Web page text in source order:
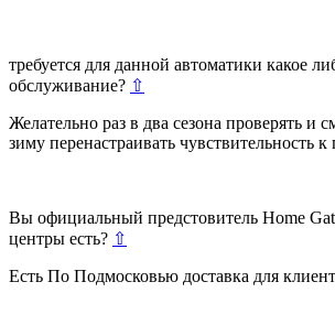
требуется для данной автоматики какое
обслуживание? ⇧
Желательно раз в два сезона проверять и
зиму перенастраивать чувствительность к
Вы официальный предстовитель Home
центры есть? ⇧
Есть По Подмосковью доставка для